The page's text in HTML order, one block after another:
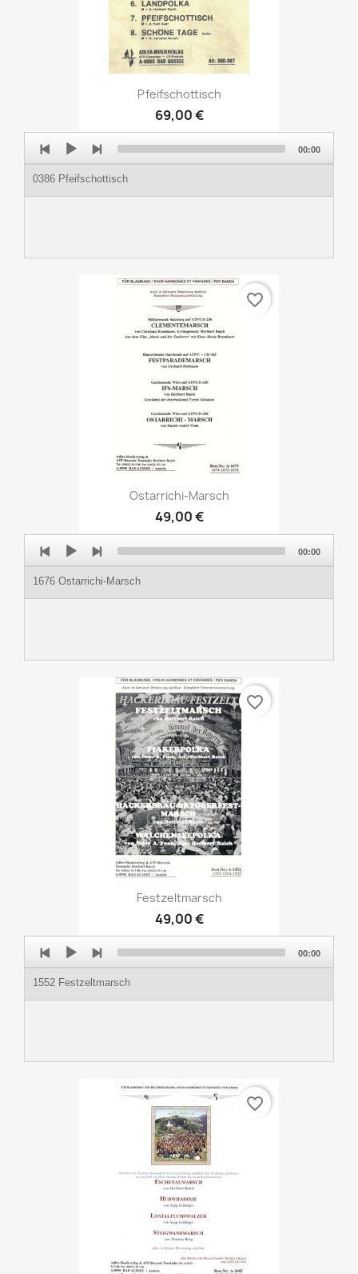
Pfeifschottisch
69,00 €
Player
0386 Pfeifschottisch
00:00
Ostarrichi-Marsch
49,00 €
favorite_border
Audio
Player
1676 Ostarrichi-Marsch
00:00
Festzeltmarsch
49,00 €
favorite_border
Player
1552 Festzeltmarsch
00:00
favorite_border